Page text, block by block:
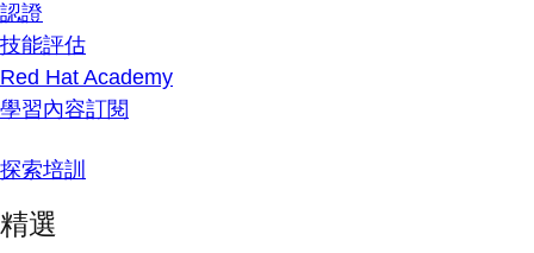
認證
技能評估
Red Hat Academy
學習內容訂閱
探索培訓
精選